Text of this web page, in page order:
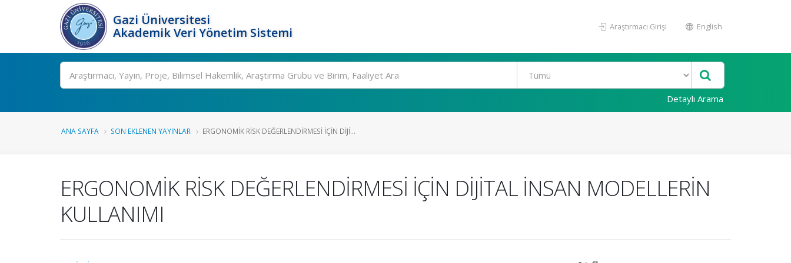
Gazi Üniversitesi
Akademik Veri Yönetim Sistemi
Araştırmacı Girişi English
Ara
Detaylı Arama
ANA SAYFA SON EKLENEN YAYINLAR ERGONOMİK RİSK DEĞERLENDİRMESİ İÇİN DİJİ...
ERGONOMİK RİSK DEĞERLENDİRMESİ İÇİN DİJİTAL İNSAN MODELLERİN
KULLANIMI